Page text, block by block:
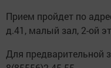
Прием пройдет по
д.41, малый зал, 2-ой
Для предварительной